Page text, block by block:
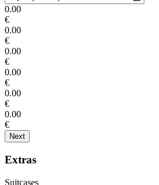
0.00
€
0.00
€
0.00
€
0.00
€
0.00
€
0.00
€
Next
Extras
Suitcases